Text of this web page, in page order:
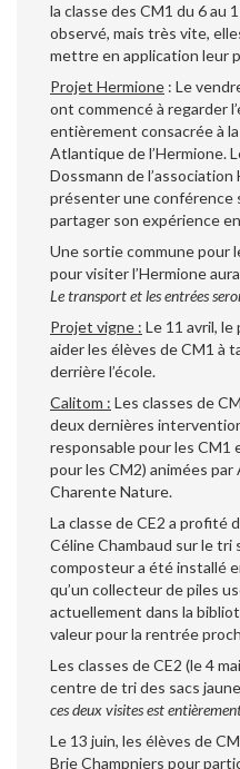
la classe des CM1 du 6 au
observé, mais très vite,
mettre en application leur
Projet Hermione : Le
ont commencé à regarder
entièrement consacrée à
Atlantique de l’Hermione.
Dossmann de
présenter une conférence
partager son expérience
Une sortie commune pour
pour visiter l’Hermione
Le transport et les entrées
Projet vigne : Le 11 avril, le
aider les élèves de CM1 à
derrière l’école.
Calitom : Les classes de
deux dernières
responsable pour les CM1
pour les CM2) animées
Charente Nature.
La classe de CE2 a profité
Céline Chambaud sur le
composteur a été installé
qu’un collecteur de piles
actuellement dans la
valeur pour la rentrée
Les classes de CE2 (le 4
centre de tri des sacs
ces deux visites est
Le 13 juin, les élèves de
Brie Champniers pour